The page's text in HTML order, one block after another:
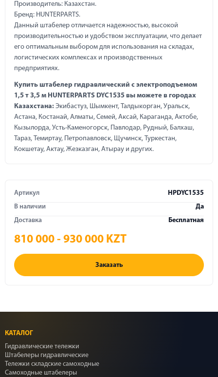
Производитель: Казахстан.
Бренд: HUNTERPARTS.
Данный штабелер отличается надежностью, высокой
производительностью и удобством эксплуатации, что делает
его оптимальным выбором для использования на складах,
логистических комплексах и производственных
предприятиях.
Купить штабелер гидравлический с электроподъемом
1,5 т 3,5 м HUNTERPARTS DYC1535 вы можете в городах
Казахстана: Экибастуз, Шымкент, Талдыкорган, Уральск,
Астана, Костанай, Алматы, Семей, Аксай, Караганда, Актобе,
Кызылорда, Усть-Каменогорск, Павлодар, Рудный, Балхаш,
Тараз, Темиртау, Петропавловск, Щучинск, Туркестан,
Кокшетау, Актау, Жезказган, Атырау и других.
Артикул
HPDYC1535
В наличии
Да
Доставка
Бесплатная
810 000 - 930 000 KZT
Заказать
КАТАЛОГ
Гидравлические тележки
Штабелеры гидравлические
Тележки складские самоходные
Самоходные штабелеры